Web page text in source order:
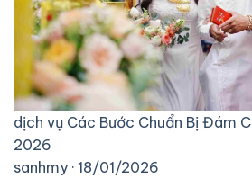
dịch vụ Các Bước Chuẩn Bị Đám
2026
sanhmy · 18/01/2026